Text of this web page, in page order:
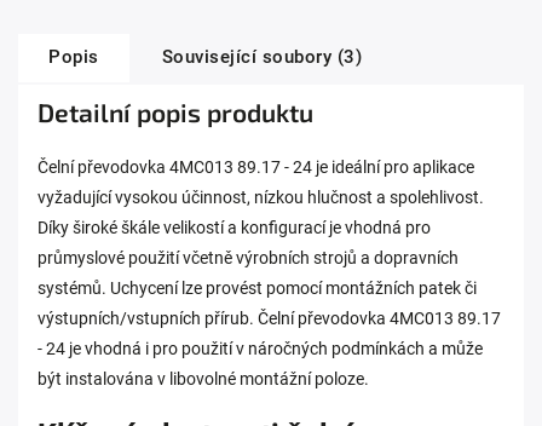
Popis Související soubory (3)
Detailní popis produktu
Čelní převodovka 4MC013 89.17 - 24 je ideální pro aplikace
vyžadující vysokou účinnost, nízkou hlučnost a spolehlivost.
Díky široké škále velikostí a konfigurací je vhodná pro
průmyslové použití včetně výrobních strojů a dopravních
systémů. Uchycení lze provést pomocí montážních patek či
výstupních/vstupních přírub. Čelní převodovka 4MC013 89.17
- 24 je vhodná i pro použití v náročných podmínkách a může
být instalována v libovolné montážní poloze.